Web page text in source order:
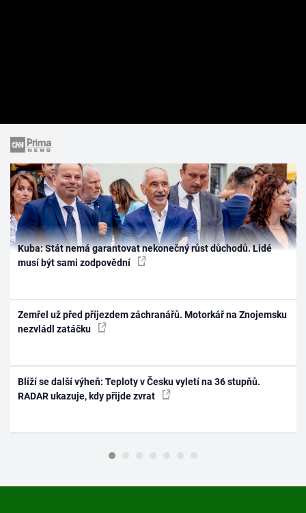
Kuba: Stát nemá garantovat nekonečný růst důchodů. Lidé
musí být sami zodpovědní
Zemřel už před příjezdem záchranářů. Motorkář na Znojemsku
nezvládl zatáčku
Blíží se další výheň: Teploty v Česku vyletí na 36 stupňů.
RADAR ukazuje, kdy přijde zvrat